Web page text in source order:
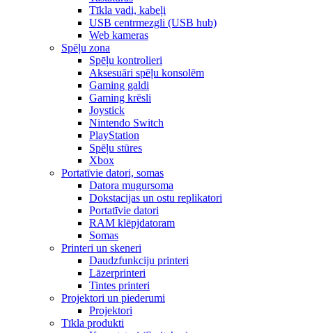
Tīkla vadi, kabeļi
USB centrmezgli (USB hub)
Web kameras
Spēļu zona
Spēļu kontrolieri
Aksesuāri spēļu konsolēm
Gaming galdi
Gaming krēsli
Joystick
Nintendo Switch
PlayStation
Spēļu stūres
Xbox
Portatīvie datori, somas
Datora mugursoma
Dokstacijas un ostu replikatori
Portatīvie datori
RAM klēpjdatoram
Somas
Printeri un skeneri
Daudzfunkciju printeri
Lāzerprinteri
Tintes printeri
Projektori un piederumi
Projektori
Tīkla produkti